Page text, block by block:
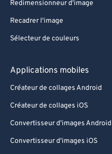
Redimensionneur d'image
Recadrer l'image
Sélecteur de couleurs
Applications mobiles
Créateur de collages Android
Créateur de collages iOS
Convertisseur d'images Android
Convertisseur d'images iOS